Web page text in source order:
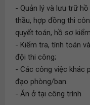
- Quản lý và lưu trữ
thầu, hợp đồng thi
quyết toán, hồ sơ
- Kiểm tra, tính toán
đội thi công;
- Các công việc khác
đạo phòng/ban.
- Ăn ở tại công trình